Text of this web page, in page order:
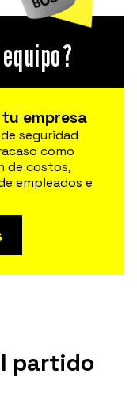
empresa
seguridad
como
de costos,
empleados e
partido